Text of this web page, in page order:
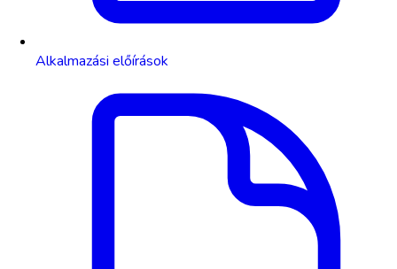
Alkalmazási előírások